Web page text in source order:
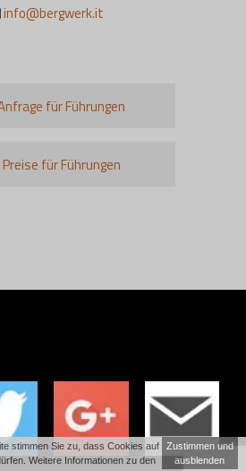
info@bergwerk.it
für Führungen
Preise für Führungen
stimmen Sie zu, dass Cookies auf
Weitere Informationen zu den
Zustimmen und
ausblenden